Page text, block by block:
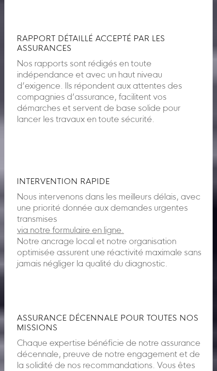
RAPPORT DÉTAILLÉ ACCEPTÉ PAR LES
ASSURANCES
Nos rapports sont rédigés en toute
indépendance et avec un haut niveau
d’exigence. Ils répondent aux attentes des
compagnies d’assurance, facilitent vos
démarches et servent de base solide pour
lancer les travaux en toute sécurité.
INTERVENTION RAPIDE
Nous intervenons dans les meilleurs délais, avec
une priorité donnée aux demandes urgentes
transmises
via notre formulaire en ligne.
Notre ancrage local et notre organisation
optimisée assurent une réactivité maximale sans
jamais négliger la qualité du diagnostic.
ASSURANCE DÉCENNALE POUR TOUTES NOS
MISSIONS
Chaque expertise bénéficie de notre assurance
décennale, preuve de notre engagement et de
la solidité de nos recommandations. Vous êtes